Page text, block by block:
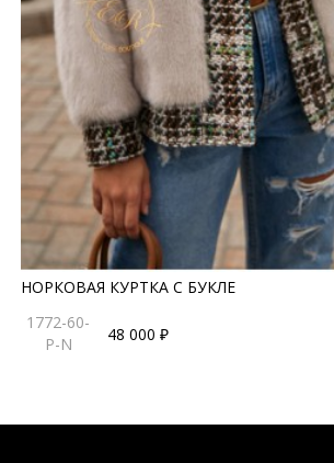
НОРКОВАЯ КУРТКА С БУКЛЕ
1772-60-
P-N
48 000 ₽